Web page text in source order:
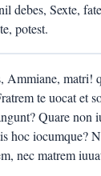
debes, Sexte,
potest.
Ammiane, matri!
te uocat et
Quare non
hoc iocumque?
nec matrem